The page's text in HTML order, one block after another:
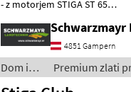
- z motorjem STIGA ST 650
cm³ - z 2 valji - z 102 cm
širino košnje in 4 opornimi
kolesi na kosilnem mehani
4851 Gampern
Dom in
vrt /
Premium zlati